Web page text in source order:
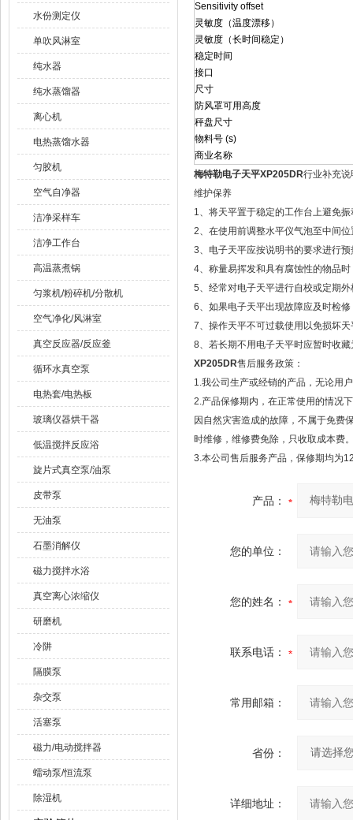
水份测定仪
单吹风淋室
纯水器
纯水蒸馏器
离心机
电热蒸馏水器
匀胶机
空气自净器
洁净采样车
洁净工作台
高温蒸煮锅
匀浆机/粉碎机/分散机
空气净化/风淋室
真空反应器/反应釜
循环水真空泵
电热套/电热板
玻璃仪器烘干器
低温搅拌反应浴
旋片式真空泵/油泵
皮带泵
无油泵
石墨消解仪
磁力搅拌水浴
真空离心浓缩仪
研磨机
冷阱
隔膜泵
杂交泵
活塞泵
磁力/电动搅拌器
蠕动泵/恒流泵
除湿机
Sensitivity offset
灵敏度（温度漂移）
灵敏度（长时间稳定）
稳定时间
接口
尺寸
防风罩可用高度
秤盘尺寸
物料号 (s)
商业名称
梅特勒电子天平XP205DR行业补充说
维护保养
1、将天平置于稳定的工作台上避免
2、在使用前调整水平仪气泡至中间位
3、电子天平应按说明书的要求进行预
4、称量易挥发和具有腐蚀性的物品
5、经常对电子天平进行自校或定期
6、如果电子天平出现故障应及时检修
7、操作天平不可过载使用以免损坏天
8、若长期不用电子天平时应暂时收藏
XP205DR售后服务政策：
1.我公司生产或经销的产品，无论用
2.产品保修期内，在正常使用的情况
因自然灾害造成的故障，不属于免费
时维修，维修费免除，只收取成本费
3.本公司售后服务产品，保修期均为
产品：
您的单位：
您的姓名：
联系电话：
常用邮箱：
省份：
详细地址：